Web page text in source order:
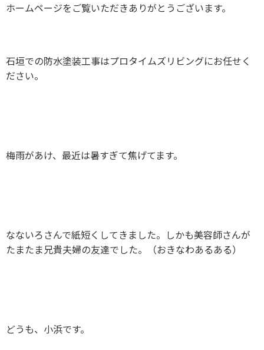
ホームページをご覧いただきありがとうございます。
石垣での防水塗装工事はプロタイムズリビングにお任せく
ださい。
梅雨があけ、最近は暑すぎて焦げてます。
なないろさんで紙短くしてきました。しかも美容師さんが
たまたま兄貴夫婦の友達でした。（おきなわあるある）
どうも、小浜です。